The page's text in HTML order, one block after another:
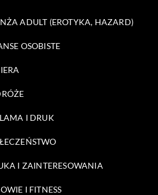
ADULT (EROTYKA, HAZARD)
OSOBISTE
I DRUK
I ZAINTERESOWANIA
I FITNESS